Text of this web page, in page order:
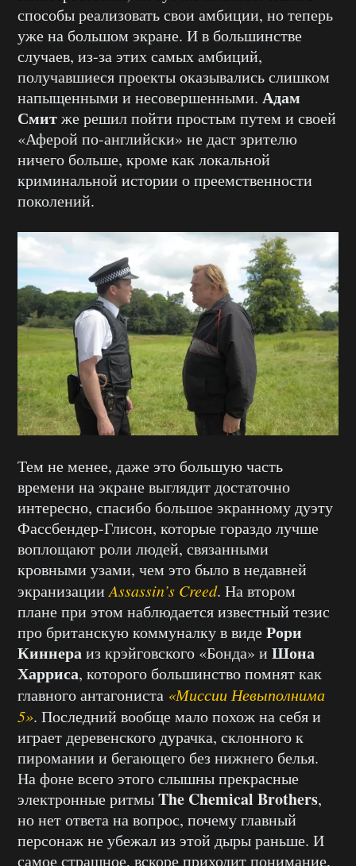
способы реализовать свои амбиции, но теперь
уже на большом экране. И в большинстве
случаев, из-за этих самых амбиций,
получавшиеся проекты оказывались слишком
напыщенными и несовершенными. Адам
Смитже решил пойти простым путем и своей
«Аферой по-английски» не даст зрителю
ничего больше, кроме как локальной
криминальной истории о преемственности
поколений.
Тем не менее, даже это большую часть
времени на экране выглядит достаточно
интересно, спасибо большое экранному дуэту
Фассбендер-Глисон, которые гораздо лучше
воплощают роли людей, связанными
кровными узами, чем это было в недавней
экранизацииAssassin’s Creed. На втором
плане при этом наблюдается известный тезис
про британскую коммуналку в видеРори
Киннераиз крэйговского «Бонда» и Шона
Харриса, которого большинство помнят как
главного антагониста «Миссии Невыполнима
5». Последний вообще мало похож на себя и
играет деревенского дурачка, склонного к
пиромании и бегающего без нижнего белья.
На фоне всего этого слышны прекрасные
электронные ритмыThe Chemical Brothers,
но нет ответа на вопрос, почему главный
персонаж не убежал из этой дыры раньше. И
самое страшное, вскоре приходит понимание,